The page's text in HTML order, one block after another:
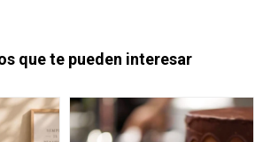
que te pueden interesar